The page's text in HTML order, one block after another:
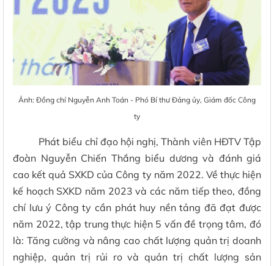
Ảnh: Đồng chí Nguyễn Anh Toán - Phó Bí thư Đảng ủy, Giám đốc Công
ty
Phát biểu chỉ đạo hội nghị, Thành viên HĐTV Tập
đoàn Nguyễn Chiến Thắng biểu dương và đánh giá
cao kết quả SXKD của Công ty năm 2022. Về thực hiện
kế hoạch SXKD năm 2023 và các năm tiếp theo, đồng
chí lưu ý Công ty cần phát huy nền tảng đã đạt được
năm 2022, tập trung thực hiện 5 vấn đề trọng tâm, đó
là: Tăng cường và nâng cao chất lượng quản trị doanh
nghiệp, quản trị rủi ro và quản trị chất lượng sản